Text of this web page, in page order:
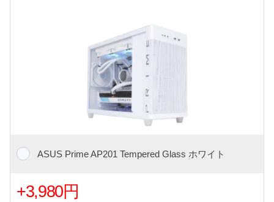
ASUS Prime AP201 Tempered Glass ホワイト
+3,980円